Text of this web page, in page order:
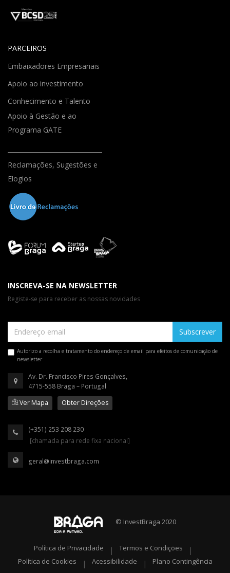
PARCEIROS
Embaixadores Empresariais
Apoio ao investimento
Conhecimento e Talento
Apoio à Gestão e ao
Programa GATE
Reclamações, Sugestões e
Elogios
INSCREVA-SE NA NEWSLETTER
Registe-se para receber as nossas novidades
Subscrever
Autorizo a recolha e tratamento do endereço de email para efeitos de comunicação de
newsletter
Av. Dr. Francisco Pires Gonçalves,
4715-558 Braga – Portugal
Ver Mapa
Obter Direções
(+351) 253 208 230
[chamada para rede fixa nacional]
geral@investbraga.com
© InvestBraga 2020
Política de Privacidade | Termos e Condições |
Política de Cookies | Acessibilidade | Plano Contingência